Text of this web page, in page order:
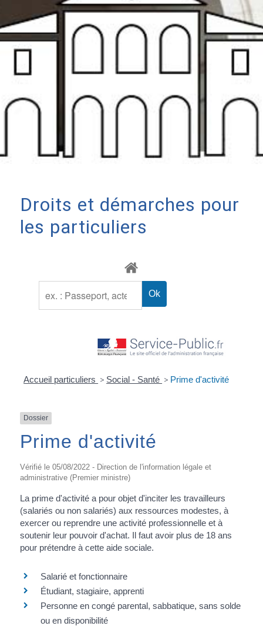
Droits et démarches pour
les particuliers
Accueil particuliers > Social - Santé > Prime d'activité
Dossier
Prime d'activité
Vérifié le 05/08/2022 - Direction de l'information légale et
administrative (Premier ministre)
La prime d'activité a pour objet d'inciter les travailleurs
(salariés ou non salariés) aux ressources modestes, à
exercer ou reprendre une activité professionnelle et à
soutenir leur pouvoir d'achat. Il faut avoir plus de 18 ans
pour prétendre à cette aide sociale.
Salarié et fonctionnaire
Étudiant, stagiaire, apprenti
Personne en congé parental, sabbatique, sans solde
ou en disponibilité